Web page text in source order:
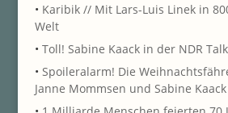
• Karibik // Mit Lars-Luis Linek in
Welt
• Toll! Sabine Kaack in der NDR
• Spoileralarm! Die
Janne Mommsen und Sabine Kaack